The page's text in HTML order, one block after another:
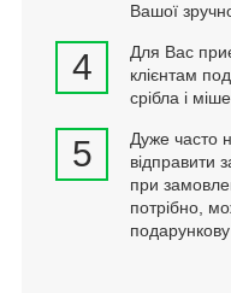
Вашої
4
Для Вас
клієнтам
срібла і
5
Дуже часто
відправити
при
потрібно,